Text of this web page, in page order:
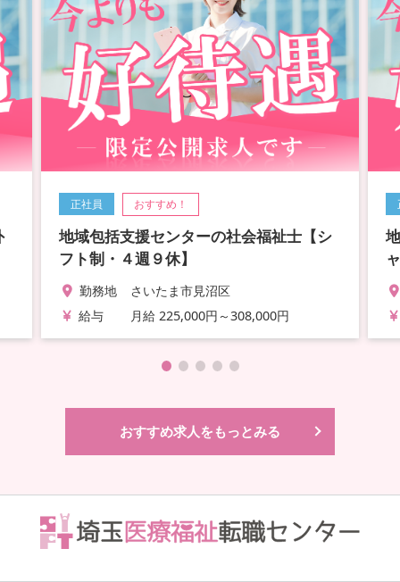
正社員 おすすめ！
地域包括支援センターの社会福祉士【シ
フト制・４週９休】
勤務地
さいたま市見沼区
給与
月給 225,000円～308,000円
おすすめ求人をもっとみる